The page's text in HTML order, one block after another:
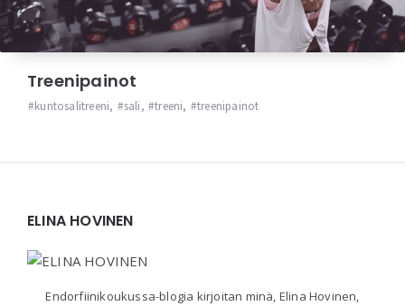
Treenipainot
kuntosalitreeni, sali, treeni, treenipainot
Widgets
ELINA HOVINEN
Endorfiinikoukussa-blogia kirjoitan minä, Elina Hovinen,